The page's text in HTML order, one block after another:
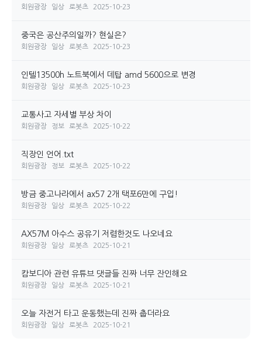
회원광장 일상 로봇츠 2025-10-23
중국은 공산주의일까? 현실은?
회원광장 일상 로봇츠 2025-10-23
인텔13500h 노트북에서 데탑 amd 5600으로 변경
회원광장 일상 로봇츠 2025-10-23
교통사고 자세별 부상 차이
회원광장 정보 로봇츠 2025-10-22
직장인 언어.txt
회원광장 정보 로봇츠 2025-10-22
방금 중고나라에서 ax57 2개 택포6만에 구입!
회원광장 일상 로봇츠 2025-10-22
AX57M 아수스 공유기 저렴한것도 나오네요
회원광장 일상 로봇츠 2025-10-21
캄보디아 관련 유튜브 댓글들 진짜 너무 잔인해요
회원광장 일상 로봇츠 2025-10-21
오늘 자전거 타고 운동했는데 진짜 춥더라요
회원광장 일상 로봇츠 2025-10-21